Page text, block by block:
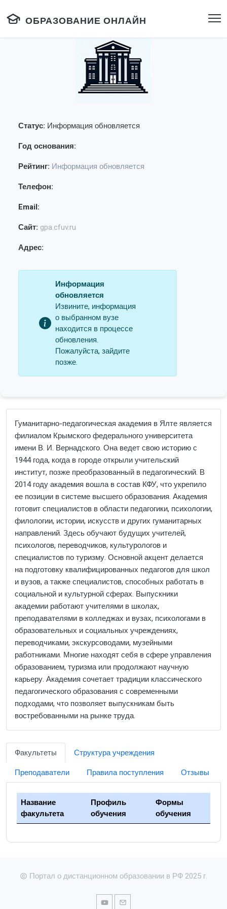
ОБРАЗОВАНИЕ ОНЛАЙН
Статус: Информация обновляется
Год основания:
Рейтинг: Информация обновляется
Телефон:
Email:
Сайт: gpa.cfuv.ru
Адрес:
Информация
обновляется
Извините, информация
о выбранном вузе
находится в процессе
обновления.
Пожалуйста, зайдите
позже.
Гуманитарно-педагогическая академия в Ялте является
филиалом Крымского федерального университета
имени В. И. Вернадского. Она ведет свою историю с
1944 года, когда в городе открыли учительский
институт, позже преобразованный в педагогический. В
2014 году академия вошла в состав КФУ, что укрепило
ее позиции в системе высшего образования. Академия
готовит специалистов в области педагогики, психологии,
филологии, истории, искусств и других гуманитарных
направлений. Здесь обучают будущих учителей,
психологов, переводчиков, культурологов и
специалистов по туризму. Основной акцент делается
на подготовку квалифицированных педагогов для школ
и вузов, а также специалистов, способных работать в
социальной и культурной сферах. Выпускники
академии работают учителями в школах,
преподавателями в колледжах и вузах, психологами в
образовательных и социальных учреждениях,
переводчиками, экскурсоводами, музейными
работниками. Многие находят себя в сфере управления
образованием, туризма или продолжают научную
карьеру. Академия сочетает традиции классического
педагогического образования с современными
подходами, что позволяет выпускникам быть
востребованными на рынке труда.
Факультеты
Структура учреждения
Преподаватели
Правила поступления Отзывы
Название
факультета
Профиль
обучения
Формы
обучения
Портал о дистанционном образовании в РФ 2025 г.